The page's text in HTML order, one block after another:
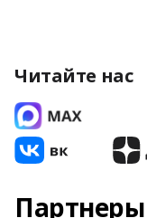
Читайте нас
Партнеры